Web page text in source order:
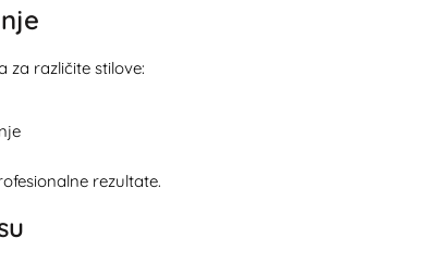
za različite stilove:
rezultate.